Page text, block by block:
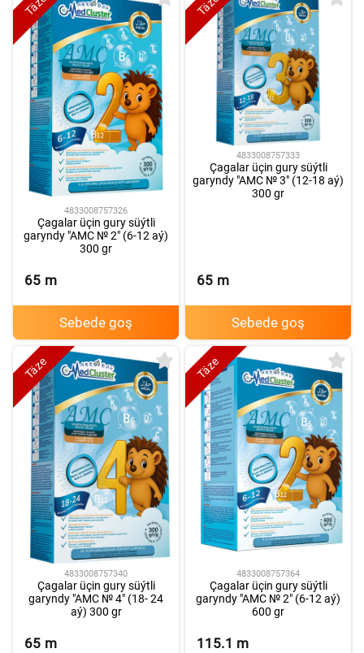
4833008757326
Çagalar üçin gury süýtli
garyndy "AMC № 2" (6-12 aý)
300 gr
65 m
Sebede goş
4833008757333
Çagalar üçin gury süýtli
garyndy "AMC № 3" (12-18 aý)
300 gr
65 m
Sebede goş
4833008757340
Çagalar üçin gury süýtli
garyndy "AMC № 4" (18- 24
aý) 300 gr
65 m
Täze
4833008757364
Çagalar üçin gury süýtli
garyndy "AMC № 2" (6-12 aý)
600 gr
115.1 m
Täze